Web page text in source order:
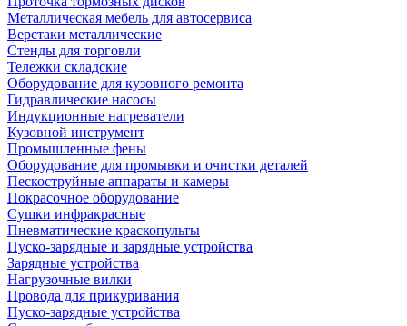
Металлическая мебель для автосервиса
Верстаки металлические
Стенды для торговли
Тележки складские
Оборудование для кузовного ремонта
Гидравлические насосы
Индукционные нагреватели
Кузовной инструмент
Промышленные фены
Оборудование для промывки и очистки деталей
Пескоструйные аппараты и камеры
Покрасочное оборудование
Сушки инфракрасные
Пневматические краскопульты
Пуско-зарядные и зарядные устройства
Зарядные устройства
Нагрузочные вилки
Провода для прикуривания
Пуско-зарядные устройства